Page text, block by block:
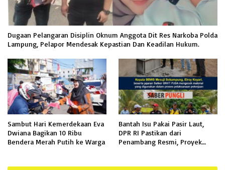
Dugaan Pelangaran Disiplin Oknum Anggota Dit Res Narkoba Polda
Lampung, Pelapor Mendesak Kepastian Dan Keadilan Hukum.
Sambut Hari Kemerdekaan Eva
Dwiana Bagikan 10 Ribu
Bendera Merah Putih ke Warga
Bantah Isu Pakai Pasir Laut,
DPR RI Pastikan dari
Penambang Resmi, Proyek